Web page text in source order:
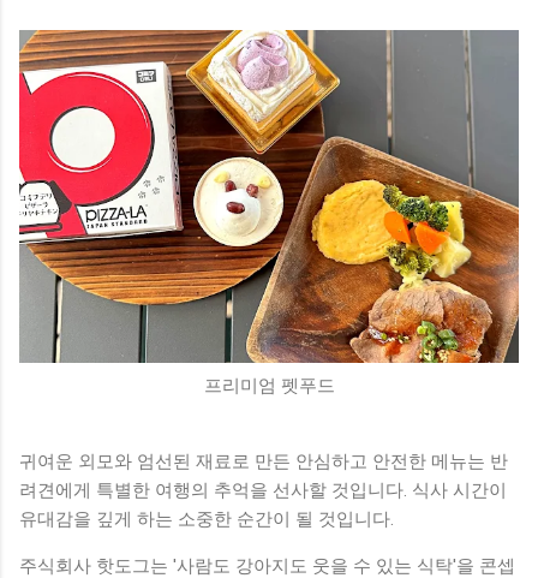
프리미엄 펫푸드
귀여운 외모와 엄선된 재료로 만든 안심하고 안전한 메뉴는 반
려견에게 특별한 여행의 추억을 선사할 것입니다. 식사 시간이
유대감을 깊게 하는 소중한 순간이 될 것입니다.
주식회사 핫도그는 '사람도 강아지도 웃을 수 있는 식탁'을 콘셉